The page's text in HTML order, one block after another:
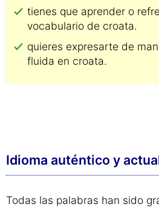
tienes que aprender o
vocabulario de croata.
quieres expresarte de
fluida en croata.
Idioma auténtico y
Todas las palabras han sido